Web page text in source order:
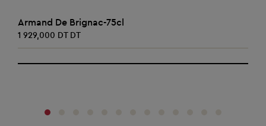
AJOUTER AU PANIER
Armand De Brignac-75cl
1 929,000 DT DT